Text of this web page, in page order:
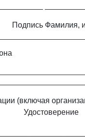
Подпись Фамилия,
(включая
Удостоверение